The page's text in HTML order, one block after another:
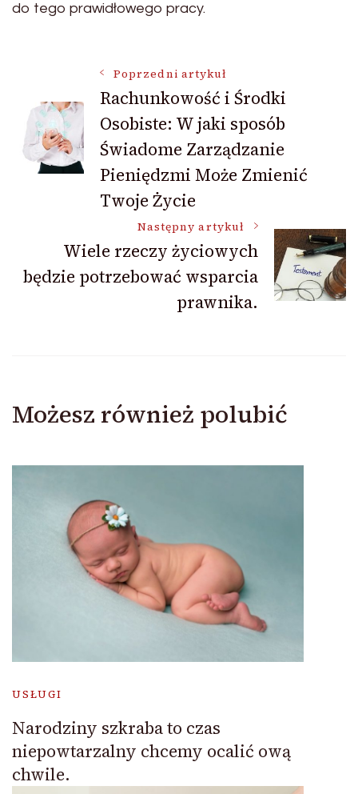
do tego prawidłowego pracy.
Nawigacja
wpisu
Poprzedni artykuł
Rachunkowość i Środki
Osobiste: W jaki sposób
Świadome Zarządzanie
Pieniędzmi Może Zmienić
Twoje Życie
Następny artykuł
Wiele rzeczy życiowych
będzie potrzebować wsparcia
prawnika.
Możesz również polubić
USŁUGI
Narodziny szkraba to czas
niepowtarzalny chcemy ocalić ową
chwile.